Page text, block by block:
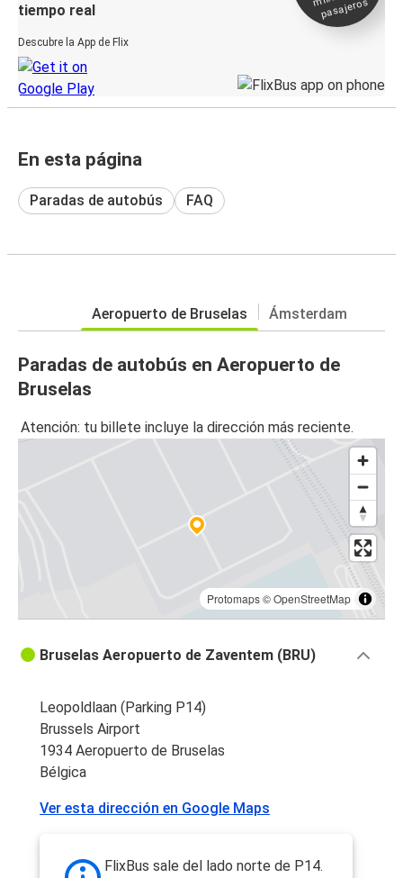
tiempo real
Descubre la App de Flix
pasajeros
En esta página
Paradas de autobús FAQ
Aeropuerto de Bruselas Ámsterdam
Paradas de autobús en Aeropuerto de
Bruselas
Atención: tu billete incluye la dirección más reciente.
Protomaps©OpenStreetMap
Bruselas Aeropuerto de Zaventem (BRU)
Leopoldlaan (Parking P14)
Brussels Airport
1934 Aeropuerto de Bruselas
Bélgica
Ver esta dirección en Google Maps
FlixBus sale del lado norte de P14.